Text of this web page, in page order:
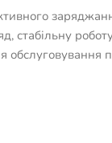
стабільну
обслуговування